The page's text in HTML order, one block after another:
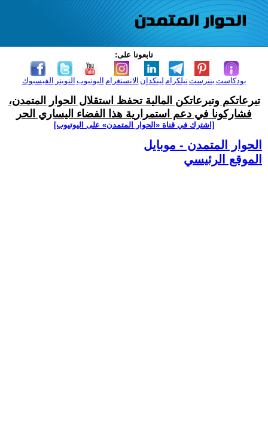
تابعونا على:
الفيسبوك التويتر اليوتيوب الانستغرام لينكدإن تيلكرامبنترست بودكاست
تبرعاتكم وتبرعاتكن المالية تحفظ استقلال الحوار المتمدن،
فشاركونا في دعم استمرارية هذا الفضاء اليساري الحر
[اشترك في قناة ‫«الحوار المتمدن» على اليوتيوب]
الحوار المتمدن - موبايل
الموقع الرئيسي